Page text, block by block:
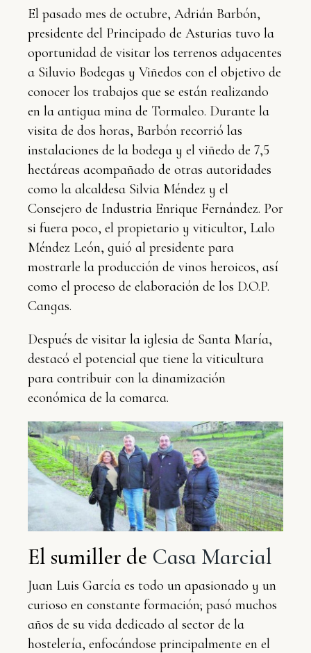
El pasado mes de octubre, Adrián Barbón,
presidente del Principado de Asturias tuvo la
oportunidad de visitar los terrenos adyacentes
a Siluvio Bodegas y Viñedos con el objetivo de
conocer los trabajos que se están realizando
en la antigua mina de Tormaleo. Durante la
visita de dos horas, Barbón recorrió las
instalaciones de la bodega y el viñedo de 7,5
hectáreas acompañado de otras autoridades
como la alcaldesa Silvia Méndez y el
Consejero de Industria Enrique Fernández. Por
si fuera poco, el propietario y viticultor, Lalo
Méndez León, guió al presidente para
mostrarle la producción de vinos heroicos, así
como el proceso de elaboración de los D.O.P.
Cangas.
Después de visitar la iglesia de Santa María,
destacó el potencial que tiene la viticultura
para contribuir con la dinamización
económica de la comarca.
El sumiller de Casa Marcial
Juan Luis García es todo un apasionado y un
curioso en constante formación; pasó muchos
años de su vida dedicado al sector de la
hostelería, enfocándose principalmente en el